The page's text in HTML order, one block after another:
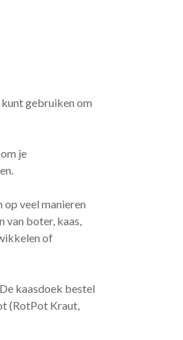
gebruiken om
je
op veel manieren
van boter, kaas,
of
kaasdoek bestel
(RotPot Kraut,